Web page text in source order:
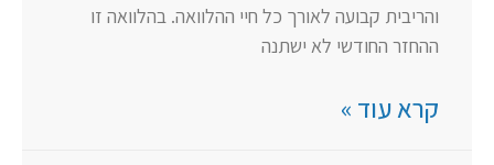
והריבית קבועה לאורך כל חיי ההלוואה. בהלוואה זו
ההחזר החודשי לא ישתנה
קרא עוד »